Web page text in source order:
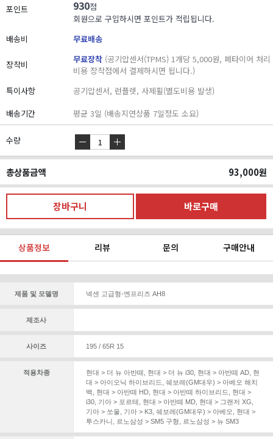
포인트 930점
회원으로 구입하시면 포인트가 적립됩니다.
배송비
무료배송
장착비 무료장착 (공기압센서(TPMS) 1개당 5,000원, 폐타이어 처리
비용 장착점에서 결제하시면 됩니다.)
특이사항
공기압센서, 런플렛, 사제휠(별도비용 발생)
배송기간
평균 3일 (배송지연상품 7일정도 소요)
수량
총상품금액 93,000원
상품정보 리뷰 문의 구매안내
제품 및 모델명 넥센 고급형-엔프리즈 AH8
제조사
사이즈 195 / 65R 15
적용차종 현대 > 더 뉴 아반떼 현대 > 더 뉴 i30, 현대 > 아반떼 AD, 현
대 > 아이오닉 하이브리드
쉐보레(GM대우) > 아베오 해치
백
현대 > 아반떼 HD, 현대 > 아반떼 하이브리드
현대 >
i30, 기아 > 포르테 현대 > 아반떼 MD, 현대 > 그랜저 XG
기아 > 쏘울
기아 > K3, 쉐보레(GM대우) > 아베오
현대 >
투스카니
르노삼성 > SM5 구형 르노삼성 > 뉴 SM3